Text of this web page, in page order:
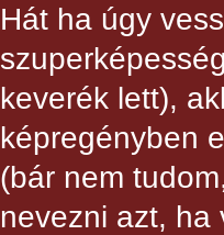
Hát ha úgy
keverék lett),
képregényben
(bár nem
nevezni azt, ha